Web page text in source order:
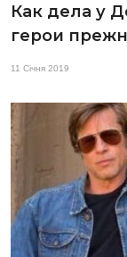
Как дела у
герои
11 Січня 2019